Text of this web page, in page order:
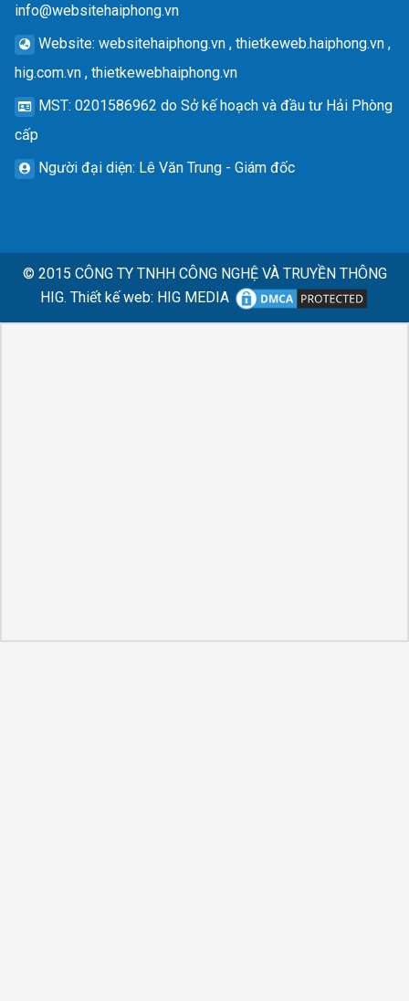
info@websitehaiphong.vn
Website: websitehaiphong.vn , thietkeweb.haiphong.vn ,
hig.com.vn , thietkewebhaiphong.vn
MST: 0201586962 do Sở kế hoạch và đầu tư Hải Phòng
cấp
Người đại diện: Lê Văn Trung - Giám đốc
© 2015 CÔNG TY TNHH CÔNG NGHỆ VÀ TRUYỀN THÔNG
HIG. Thiết kế web: HIG MEDIA